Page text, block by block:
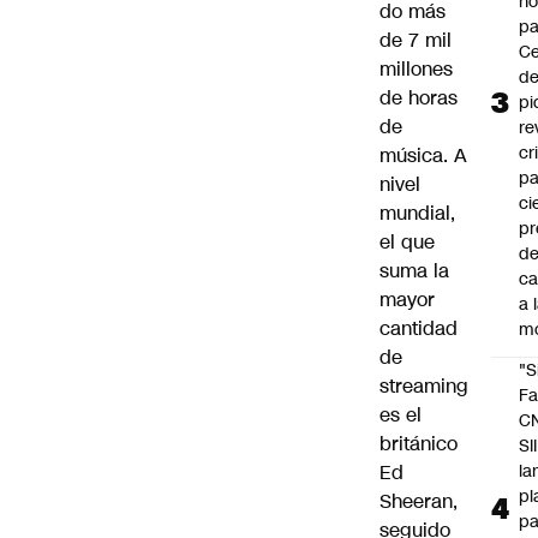
do más
de 7 mil
millones
de horas
de
música. A
nivel
mundial,
el que
suma la
mayor
cantidad
de
streaming
es el
británico
Ed
Sheeran,
seguido
de
a
SII